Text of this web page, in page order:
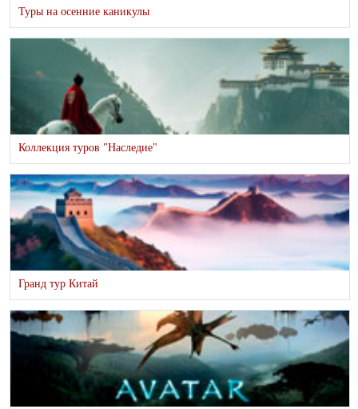
Туры на осенние каникулы
Коллекция туров "Наследие"
Гранд тур Китай